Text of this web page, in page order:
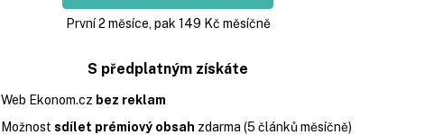
První 2 měsíce, pak 149 Kč měsíčně
S předplatným získáte
Web Ekonom.cz bez reklam
Možnost sdílet prémiový obsah zdarma (5 článků měsíčně)